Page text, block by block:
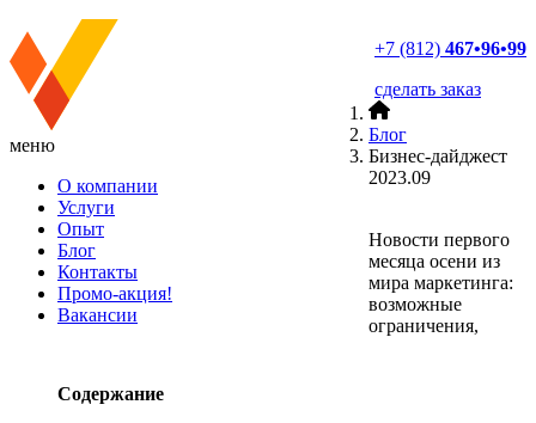
меню
О компании
Услуги
Опыт
Блог
Контакты
Промо-акция!
Вакансии
+7 (812) 467•96•99
сделать заказ
Блог
Бизнес-дайджест
2023.09
Содержание
Новости первого
месяца осени из
мира маркетинга:
возможные
ограничения,